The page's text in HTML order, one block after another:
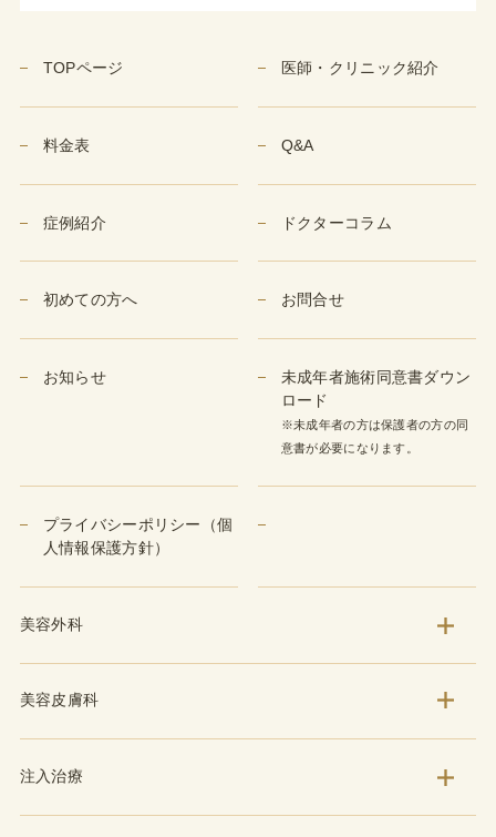
TOPページ 医師・クリニック紹介
料金表 Q&A
症例紹介 ドクターコラム
初めての方へ お問合せ
お知らせ
未成年者施術同意書ダウン
ロード
※未成年者の方は保護者の方の同
意書が必要になります。
プライバシーポリシー（個
人情報保護方針）
美容外科
美容皮膚科
注入治療